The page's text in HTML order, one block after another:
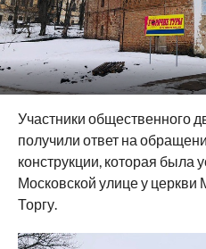
Участники общественного
получили ответ на
конструкции, которая была
Московской улице у церкви
Торгу.